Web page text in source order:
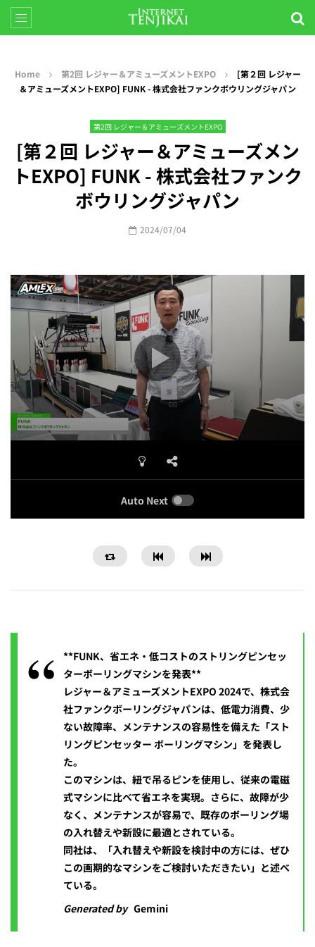
Home 第2回 レジャー＆アミューズメントEXPO
[第２回 レジャー
＆アミューズメントEXPO] FUNK - 株式会社ファンクボウリングジャパン
第2回 レジャー＆アミューズメントEXPO
[第２回 レジャー＆アミューズメン
トEXPO] FUNK - 株式会社ファンク
ボウリングジャパン
2024/07/04
Auto Next
**FUNK、省エネ・低コストのストリングピンセッ
ターボーリングマシンを発表**
レジャー＆アミューズメントEXPO 2024で、株式会
社ファンクボーリングジャパンは、低電力消費、少
ない故障率、メンテナンスの容易性を備えた「スト
リングピンセッター ボーリングマシン」を発表し
た。
このマシンは、紐で吊るピンを使用し、従来の電磁
式マシンに比べて省エネを実現。さらに、故障が少
なく、メンテナンスが容易で、既存のボーリング場
の入れ替えや新設に最適とされている。
同社は、「入れ替えや新設を検討中の方には、ぜひ
この画期的なマシンをご検討いただきたい」と述べ
ている。
Generated by Gemini